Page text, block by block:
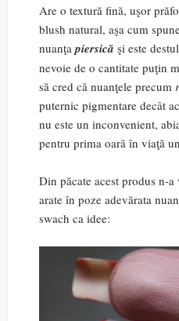
Are o textură fină, uşor
blush natural, aşa cum
nuanţapiersică şi este
nevoie de o cantitate puţin
să cred că nuanţele precum
puternic pigmentare decât
nu este un inconvenient,
pentru prima oară în viaţă
Din păcate acest produs n-
arate în poze adevărata
swach ca idee: